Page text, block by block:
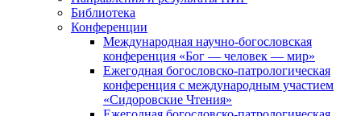
Библиотека
Конференции
Международная научно-богословская
конференция «Бог — человек — мир»
Ежегодная богословско-патрологическая
конференция с международным участием
«Сидоровские Чтения»